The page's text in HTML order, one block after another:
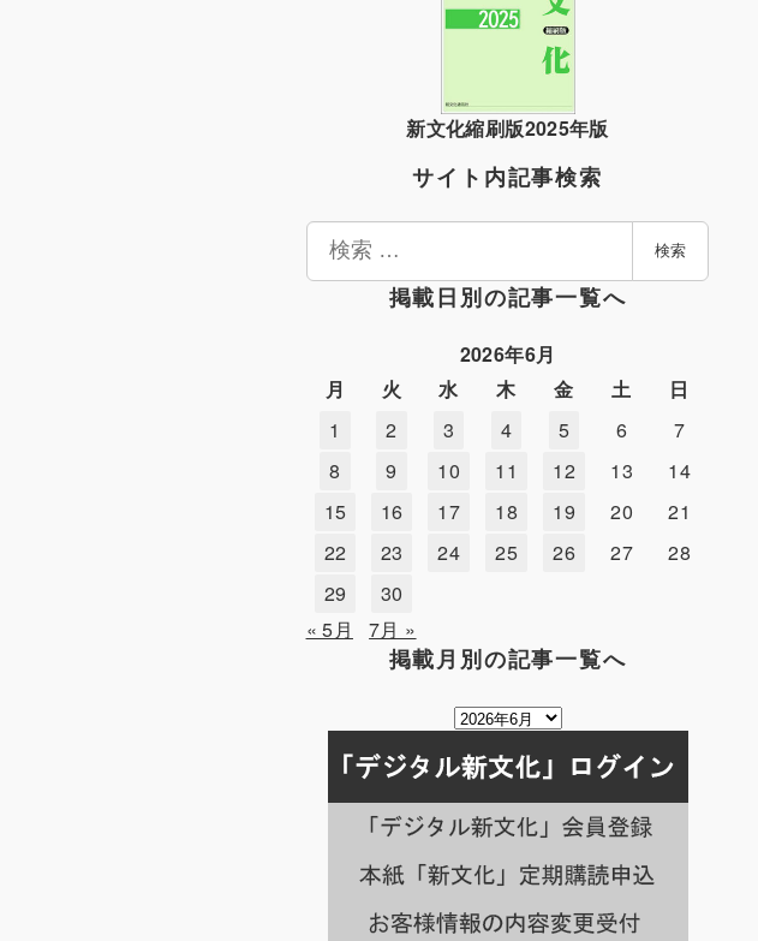
新文化縮刷版2025年版
サイト内記事検索
検
検索
掲載日別の記事一覧へ
2026年6月
月
火 水 木 金 土
日
1
2 3 4 5 6
7
8
9 10 11 12 13
14
15
16 17 18 19 20
21
22
23 24 25 26 27
28
29
30
« 5月
7月 »
掲載月別の記事一覧へ
掲
月
別
の
事
一